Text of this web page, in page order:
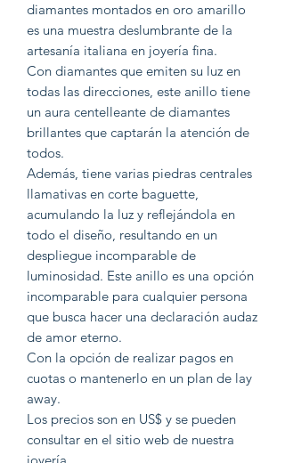
diamantes montados en oro amarillo
es una muestra deslumbrante de la
artesanía italiana en joyería fina.
Con diamantes que emiten su luz en
todas las direcciones, este anillo tiene
un aura centelleante de diamantes
brillantes que captarán la atención de
todos.
Además, tiene varias piedras centrales
llamativas en corte baguette,
acumulando la luz y reflejándola en
todo el diseño, resultando en un
despliegue incomparable de
luminosidad. Este anillo es una opción
incomparable para cualquier persona
que busca hacer una declaración audaz
de amor eterno.
Con la opción de realizar pagos en
cuotas o mantenerlo en un plan de lay
away.
Los precios son en US$ y se pueden
consultar en el sitio web de nuestra